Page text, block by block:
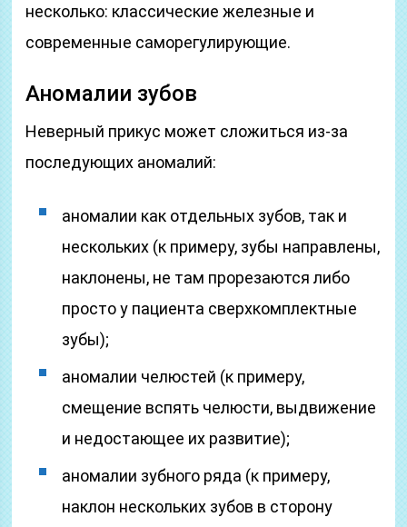
несколько: классические железные и
современные саморегулирующие.
Аномалии зубов
Неверный прикус может сложиться из-за
последующих аномалий:
аномалии как отдельных зубов, так и
нескольких (к примеру, зубы направлены,
наклонены, не там прорезаются либо
просто у пациента сверхкомплектные
зубы);
аномалии челюстей (к примеру,
смещение вспять челюсти, выдвижение
и недостающее их развитие);
аномалии зубного ряда (к примеру,
наклон нескольких зубов в сторону